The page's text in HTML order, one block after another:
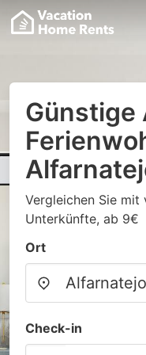
Günstige
Vergleichen Sie
Unterkünfte, ab 9€
Ort
Check-in